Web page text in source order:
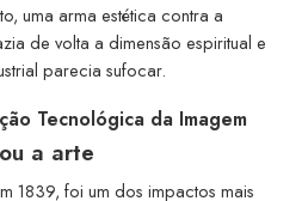
uma arma estética contra a
de volta a dimensão espiritual e
parecia sufocar.
Tecnológica da Imagem
a arte
1839, foi um dos impactos mais